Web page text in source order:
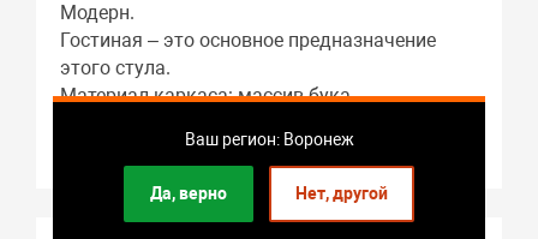
Ваш регион: Воронеж
Да, верно Нет, другой
Модерн.
Гостиная – это основное предназначение
этого стула.
Материал каркаса: массив бука.
Гарантия: 2 года.